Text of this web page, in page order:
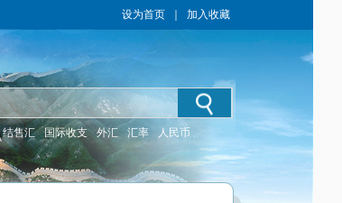
设为首页 加入收藏
结售汇 国际收支 外汇 汇率 人民币